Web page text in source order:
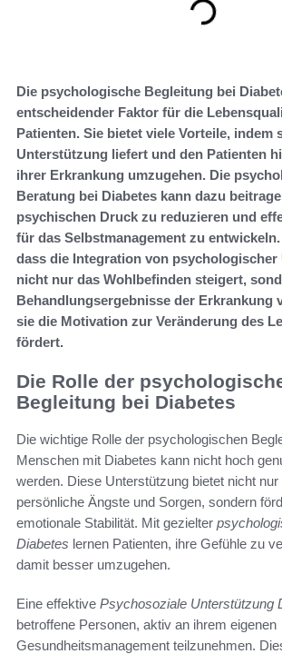
Die psychologische Begleitung bei
entscheidender Faktor für die
Patienten. Sie bietet viele Vorteile, indem
Unterstützung liefert und den Patienten
ihrer Erkrankung umzugehen. Die
Beratung bei Diabetes kann dazu
psychischen Druck zu reduzieren und
für das Selbstmanagement zu
dass die Integration von
nicht nur das Wohlbefinden steigert,
Behandlungsergebnisse der Erkrankung
sie die Motivation zur Veränderung des
fördert.
Die Rolle der
Begleitung bei Diabetes
Die wichtige Rolle der psychologischen
Menschen mit Diabetes kann nicht hoch
werden. Diese Unterstützung bietet nicht
persönliche Ängste und Sorgen, sondern
emotionale Stabilität. Mit gezielter
Diabetes lernen Patienten, ihre Gefühle zu
damit besser umzugehen.
Eine effektive Psychosoziale Unterstützung
betroffene Personen, aktiv an ihrem eigenen
Gesundheitsmanagement teilzunehmen.